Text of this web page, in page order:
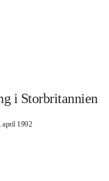
i Storbritannien
april 1992